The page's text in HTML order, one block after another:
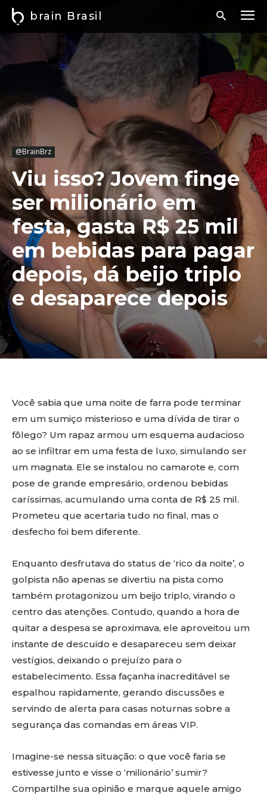
brain Brasil
@BrainBrz
Viu isso? Jovem finge
ser milionário em
festa, gasta R$ 25 mil
em bebidas para pagar
depois, dá beijo triplo
e desaparece depois
Você sabia que uma noite de farra pode terminar
em um sumiço misterioso e uma dívida de tirar o
fôlego? Um rapaz armou um esquema audacioso
ao se infiltrar em uma festa de luxo, simulando ser
um magnata. Ele se instalou no camarote e, com
pose de grande empresário, ordenou bebidas
caríssimas, acumulando uma conta de R$ 25 mil.
Prometeu que acertaria tudo no final, mas o
desfecho foi bem diferente.
Enquanto desfrutava do status de ‘rico da noite’, o
golpista não apenas se divertiu na pista como
também protagonizou um beijo triplo, virando o
centro das atenções. Contudo, quando a hora de
quitar a despesa se aproximava, ele aproveitou um
instante de descuido e desapareceu sem deixar
vestígios, deixando o prejuízo para o
estabelecimento. Essa façanha inacreditável se
espalhou rapidamente, gerando discussões e
servindo de alerta para casas noturnas sobre a
segurança das comandas em áreas VIP.
Imagine-se nessa situação: o que você faria se
estivesse junto e visse o ‘milionário’ sumir?
Compartilhe sua opinião e marque aquele amigo